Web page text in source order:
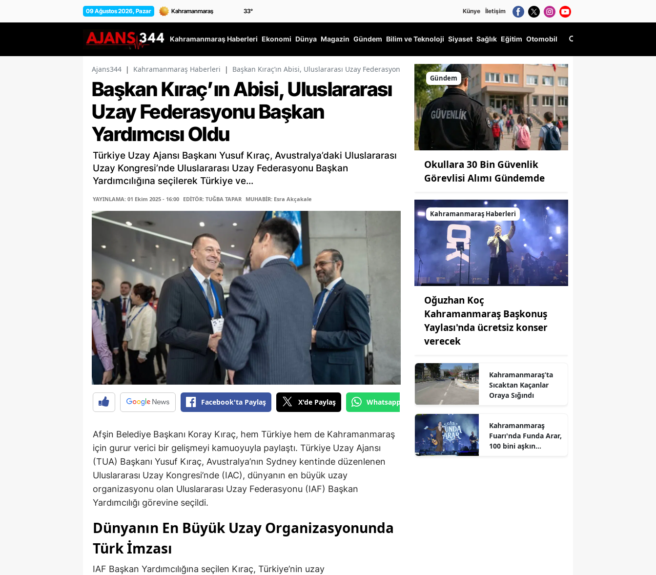
09 Ağustos 2026, Pazar 33° Künye İletişim
Kahramanmaraş Haberleri Ekonomi Dünya Magazin Gündem Bilim ve Teknoloji Siyaset Sağlık Eğitim Otomobil
Ajans344 | Kahramanmaraş Haberleri | Başkan Kıraç’ın Abisi, Uluslararası Uzay Federasyonu Başkan Yardımcısı Oldu
Başkan Kıraç’ın Abisi, Uluslararası
Uzay Federasyonu Başkan
Yardımcısı Oldu
Türkiye Uzay Ajansı Başkanı Yusuf Kıraç, Avustralya’daki Uluslararası
Uzay Kongresi’nde Uluslararası Uzay Federasyonu Başkan
Yardımcılığına seçilerek Türkiye ve...
YAYINLAMA: 01 Ekim 2025 - 16:00 EDİTÖR: TUĞBA TAPAR MUHABİR: Esra Akçakale
Facebook'ta Paylaş X'de Paylaş Whatsapp'tan Gönder
Afşin Belediye Başkanı Koray Kıraç, hem Türkiye hem de Kahramanmaraş
için gurur verici bir gelişmeyi kamuoyuyla paylaştı. Türkiye Uzay Ajansı
(TUA) Başkanı Yusuf Kıraç, Avustralya’nın Sydney kentinde düzenlenen
Uluslararası Uzay Kongresi’nde (IAC), dünyanın en büyük uzay
organizasyonu olan Uluslararası Uzay Federasyonu (IAF) Başkan
Yardımcılığı görevine seçildi.
Dünyanın En Büyük Uzay Organizasyonunda
Türk İmzası
IAF Başkan Yardımcılığına seçilen Kıraç, Türkiye’nin uzay
Gündem
Okullara 30 Bin Güvenlik
Görevlisi Alımı Gündemde
Kahramanmaraş Haberleri
Oğuzhan Koç
Kahramanmaraş Başkonuş
Yaylası'nda ücretsiz konser
verecek
Kahramanmaraş’ta
Sıcaktan Kaçanlar
Oraya Sığındı
Kahramanmaraş
Fuarı'nda Funda Arar,
100 bini aşkın